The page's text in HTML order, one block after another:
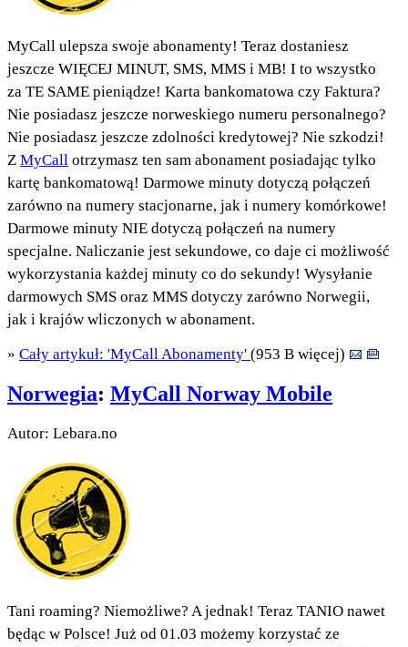
MyCall ulepsza swoje abonamenty! Teraz dostaniesz
jeszcze WIĘCEJ MINUT, SMS, MMS i MB! I to wszystko
za TE SAME pieniądze! Karta bankomatowa czy Faktura?
Nie posiadasz jeszcze norweskiego numeru personalnego?
Nie posiadasz jeszcze zdolności kredytowej? Nie szkodzi!
Z MyCall otrzymasz ten sam abonament posiadając tylko
kartę bankomatową! Darmowe minuty dotyczą połączeń
zarówno na numery stacjonarne, jak i numery komórkowe!
Darmowe minuty NIE dotyczą połączeń na numery
specjalne. Naliczanie jest sekundowe, co daje ci możliwość
wykorzystania każdej minuty co do sekundy! Wysyłanie
darmowych SMS oraz MMS dotyczy zarówno Norwegii,
jak i krajów wliczonych w abonament.
» Cały artykuł: 'MyCall Abonamenty' (953 B więcej)
Norwegia: MyCall Norway Mobile
Autor: Lebara.no
Tani roaming? Niemożliwe? A jednak! Teraz TANIO nawet
będąc w Polsce! Już od 01.03 możemy korzystać ze